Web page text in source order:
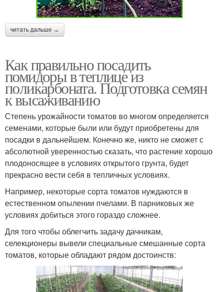
читать дальше →
Как правильно посадить
помидоры в теплице из
поликарбоната. Подготовка семян
к высаживанию
Степень урожайности томатов во многом определяется
семенами, которые были или будут приобретены для
посадки в дальнейшем. Конечно же, никто не сможет с
абсолютной уверенностью сказать, что растение хорошо
плодоносящее в условиях открытого грунта, будет
прекрасно вести себя в тепличных условиях.
Например, некоторые сорта томатов нуждаются в
естественном опылении пчелами. В парниковых же
условиях добиться этого гораздо сложнее.
Для того чтобы облегчить задачу дачникам,
селекционеры вывели специальные смешанные сорта
томатов, которые обладают рядом достоинств: